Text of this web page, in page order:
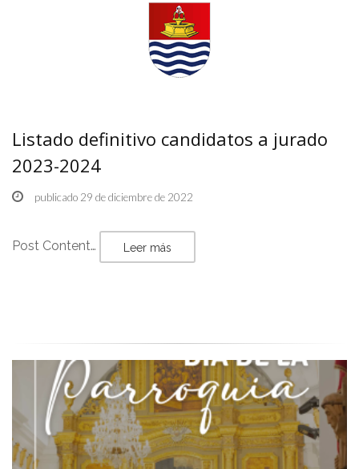
Listado definitivo candidatos a jurado
2023-2024
publicado 29 de diciembre de 2022
Post Content… Leer más